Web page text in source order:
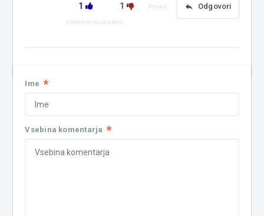
1 1 reply Odgovori
Prijavi
neprimerno vsebino
Ime *
Vsebina komentarja *